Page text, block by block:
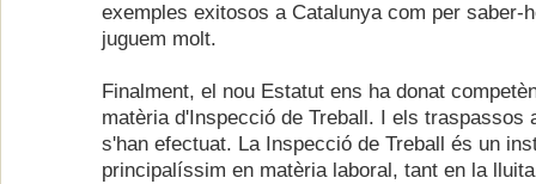
exemples exitosos a Catalunya com per saber-
juguem molt.
Finalment, el nou Estatut ens ha donat
matèria d'Inspecció de Treball. I els traspassos
s'han efectuat. La Inspecció de Treball és un
principalíssim en matèria laboral, tant en la